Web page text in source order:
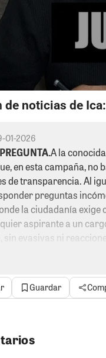
de noticias de
01-2026
A la
en esta campaña,
de transparencia. Al
preguntas
la ciudadanía exige
aspirante a un
sin evasivas ni
se demuestra. ¿Es
al escrutinio
siendo honesto
ni “picar” cuando las
El
Guardar